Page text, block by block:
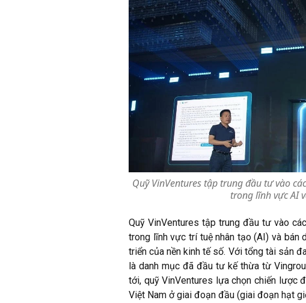
Quỹ VinVentures tập trung đầu tư vào
trong lĩnh vực AI
Quỹ VinVentures tập trung đầu tư vào
trong lĩnh vực trí tuệ nhân tạo (AI) và
triển của nền kinh tế số. Với tổng tài sản
là danh mục đã đầu tư kế thừa từ
tới, quỹ VinVentures lựa chọn chiến lược
Việt Nam ở giai đoạn đầu (giai đoạn hạt